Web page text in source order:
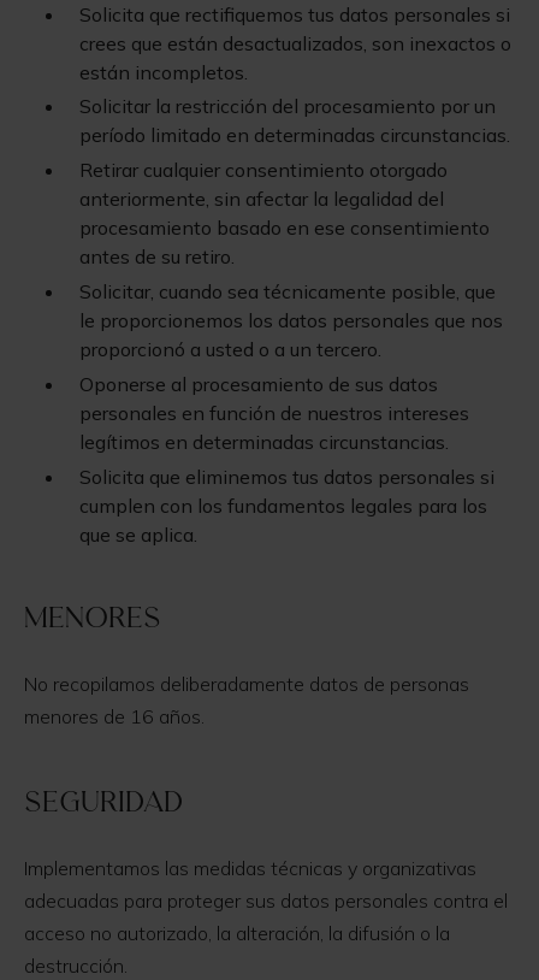
Solicita que rectifiquemos tus datos personales si
crees que están desactualizados, son inexactos o
están incompletos.
Solicitar la restricción del procesamiento por un
período limitado en determinadas circunstancias.
Retirar cualquier consentimiento otorgado
anteriormente, sin afectar la legalidad del
procesamiento basado en ese consentimiento
antes de su retiro.
Solicitar, cuando sea técnicamente posible, que
le proporcionemos los datos personales que nos
proporcionó a usted o a un tercero.
Oponerse al procesamiento de sus datos
personales en función de nuestros intereses
legítimos en determinadas circunstancias.
Solicita que eliminemos tus datos personales si
cumplen con los fundamentos legales para los
que se aplica.
Menores
No recopilamos deliberadamente datos de personas
menores de 16 años.
Seguridad
Implementamos las medidas técnicas y organizativas
adecuadas para proteger sus datos personales contra el
acceso no autorizado, la alteración, la difusión o la
destrucción.